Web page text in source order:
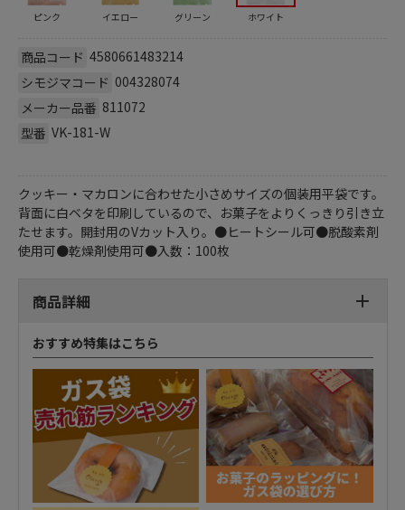
ピンク イエロー グリーン ホワイト
商品コード 4580661483214
シモジマコード 004328074
メーカー品番 811072
型番 VK-181-W
クッキー・マカロンに合わせた小さめサイズの個装用平袋です。
背面に白ベタを印刷しているので、お菓子をよりくっきり引き立
たせます。開封用のVカット入り。●ヒートシール可●脱酸素剤
使用可●乾燥剤使用可●入数：100枚
商品詳細
おすすめ特集はこちら